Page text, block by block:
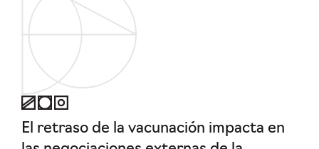
El retraso de la vacunación impacta en